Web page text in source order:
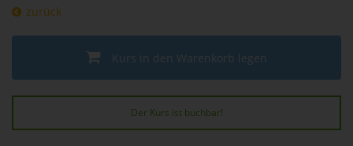
zurück
Kurs in den Warenkorb legen
Der Kurs ist buchbar!